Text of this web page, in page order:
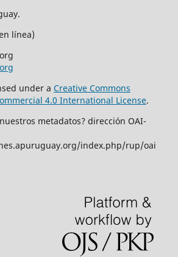
línea)
under a Creative Commons
4.0 International License.
metadatos? dirección OAI-
index.php/rup/oai